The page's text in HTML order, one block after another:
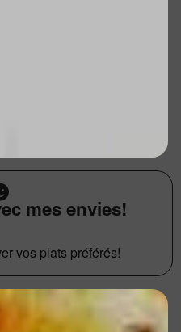
mes envies!
vos plats préférés!